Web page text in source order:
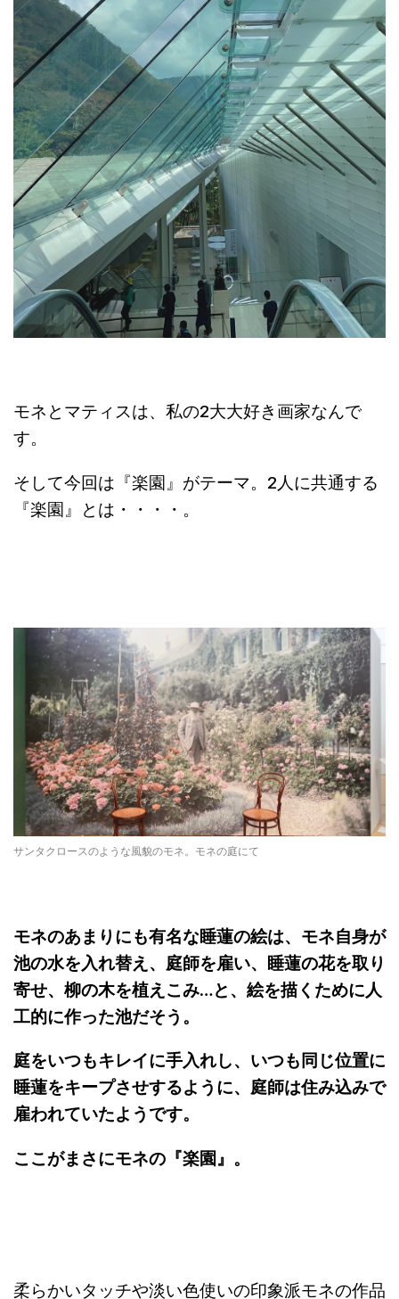
モネとマティスは、私の2大大好き画家なんで
す。
そして今回は『楽園』がテーマ。2人に共通する
『楽園』とは・・・・。
サンタクロースのような風貌のモネ。モネの庭にて
モネのあまりにも有名な睡蓮の絵は、モネ自身が
池の水を入れ替え、庭師を雇い、睡蓮の花を取り
寄せ、柳の木を植えこみ…と、絵を描くために人
工的に作った池だそう。
庭をいつもキレイに手入れし、いつも同じ位置に
睡蓮をキープさせするように、庭師は住み込みで
雇われていたようです。
ここがまさにモネの『楽園』。
柔らかいタッチや淡い色使いの印象派モネの作品